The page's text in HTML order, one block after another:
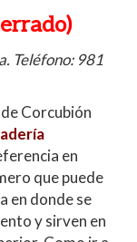
Teléfono: 981
Corcubión
en
que puede
en donde se
y sirven en